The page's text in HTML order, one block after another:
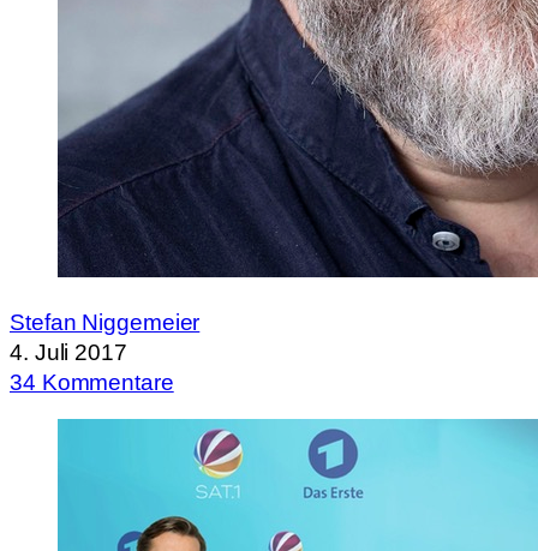
Stefan Niggemeier
4. Juli 2017
34 Kommentare